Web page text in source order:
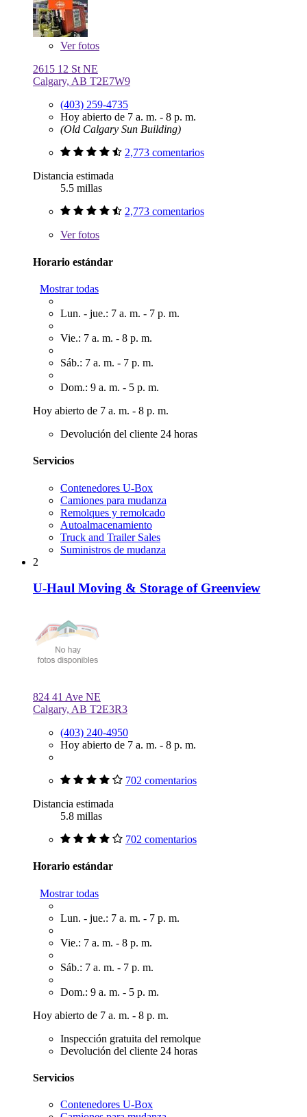
Verfotos
2615 12 St NE
Calgary, AB T2E7W9
(403) 259-4735
Hoy abierto de 7 a. m. - 8 p. m.
(Old Calgary Sun Building)
2,773 comentarios
Distancia estimada
5.5 millas
2,773 comentarios
Verfotos
Horario estándar
Mostrar todas
Lun. - jue.: 7 a. m. - 7 p. m.
Vie.: 7 a. m. - 8 p. m.
Sáb.: 7 a. m. - 7 p. m.
Dom.: 9 a. m. - 5 p. m.
Hoy abierto de 7 a. m. - 8 p. m.
Devolución del cliente 24 horas
Servicios
Contenedores U-Box
Camiones para mudanza
Remolques y remolcado
Autoalmacenamiento
Truck and Trailer Sales
Suministros de mudanza
2
U-Haul Moving & Storage of Greenview
824 41 Ave NE
Calgary, AB T2E3R3
(403) 240-4950
Hoy abierto de 7 a. m. - 8 p. m.
702 comentarios
Distancia estimada
5.8 millas
702 comentarios
Horario estándar
Mostrar todas
Lun. - jue.: 7 a. m. - 7 p. m.
Vie.: 7 a. m. - 8 p. m.
Sáb.: 7 a. m. - 7 p. m.
Dom.: 9 a. m. - 5 p. m.
Hoy abierto de 7 a. m. - 8 p. m.
Inspección gratuita del remolque
Devolución del cliente 24 horas
Servicios
Contenedores U-Box